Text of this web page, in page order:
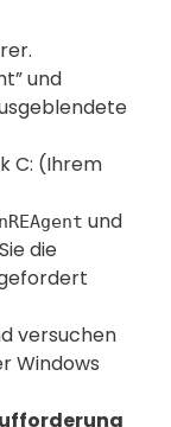
und
C: (Ihrem
und
die
versuchen
Windows